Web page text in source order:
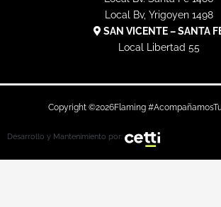
Local Bv, Yrigoyen 1498
SAN VICENTE – SANTA
Local Libertad 55
Copyright ©2026Flaming
Desarrollo y Mantenimiento por: